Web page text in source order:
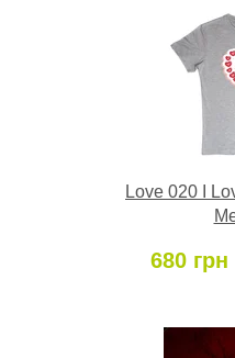
Love 020 I
680 грн